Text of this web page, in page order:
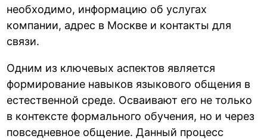
необходимо, информацию об услугах
компании, адрес в Москве и контакты для
связи.
Одним из ключевых аспектов является
формирование навыков языкового общения в
естественной среде. Осваивают его не только
в контексте формального обучения, но и через
повседневное общение. Данный процесс